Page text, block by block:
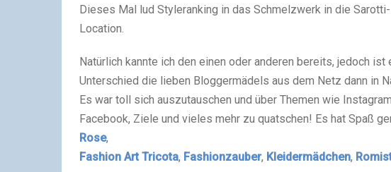
Dieses Mal lud Styleranking in das Schmelzwerk in die
Location.
Natürlich kannte ich den einen oder anderen bereits, jedoch
Unterschied die lieben Bloggermädels aus dem Netz dann in
Es war toll sich auszutauschen und über Themen wie
Facebook, Ziele und vieles mehr zu quatschen! Es hat Spaß
Rose,
Fashion Art Tricota, Fashionzauber, Kleidermädchen,